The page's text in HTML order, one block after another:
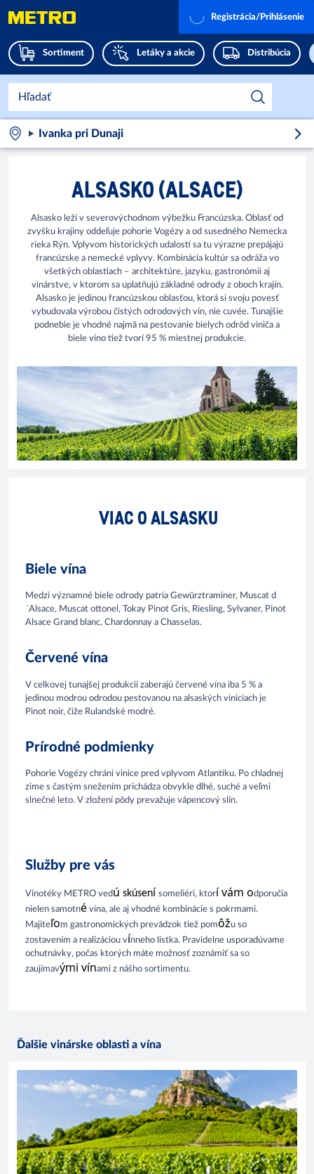
Sortiment Letáky a akcie Distribúcia
Registrácia/Prihlásenie
Ivanka pri Dunaji
ALSASKO (ALSACE)
Alsasko leží v severovýchodnom výbežku Francúzska. Oblasť od
zvyšku krajiny oddeľuje pohorie Vogézy a od susedného Nemecka
rieka Rýn. Vplyvom historických udalostí sa tu výrazne prepájajú
francúzske a nemecké vplyvy. Kombinácia kultúr sa odráža vo
všetkých oblastiach – architektúre, jazyku, gastronómii aj
vinárstve, v ktorom sa uplatňujú základné odrody z oboch krajín.
Alsasko je jedinou francúzskou oblasťou, ktorá si svoju povesť
vybudovala výrobou čistých odrodových vín, nie cuvée. Tunajšie
podnebie je vhodné najmä na pestovanie bielych odrôd viniča a
biele víno tiež tvorí 95 % miestnej produkcie.
VIAC O ALSASKU
Biele vína
Medzi významné biele odrody patria Gewürztraminer, Muscat d
´Alsace, Muscat ottonel, Tokay Pinot Gris, Riesling, Sylvaner, Pinot
Alsace Grand blanc, Chardonnay a Chasselas.
Červené vína
V celkovej tunajšej produkcii zaberajú červené vína iba 5 % a
jedinou modrou odrodou pestovanou na alsaských viniciach je
Pinot noir, čiže Rulandské modré.
Prírodné podmienky
Pohorie Vogézy chráni vinice pred vplyvom Atlantiku. Po chladnej
zime s častým snežením prichádza obvykle dlhé, suché a veľmi
slnečné leto. V zložení pôdy prevažuje vápencový slín.
Služby pre vás
Vínotéky METRO vedú skúsení someliéri, ktorí vám odporučia
nielen samotné vína, ale aj vhodné kombinácie s pokrmami.
Majiteľom gastronomických prevádzok tiež pomôžu so
zostavením a realizáciou vínneho lístka. Pravidelne
ochutnávky, počas ktorých máte možnosť zoznámiť sa so
zaujímavými vínami z nášho sortimentu.
Ďalšie vinárske oblasti a vína